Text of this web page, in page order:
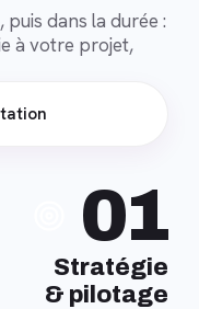
puis dans la durée :
à votre projet,
01
Stratégie
& pilotage